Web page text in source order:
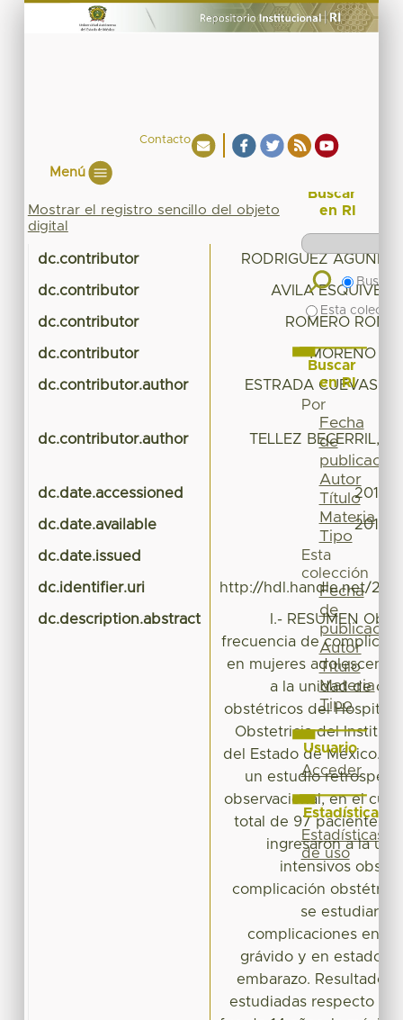
Contacto
Menú
Mostrar el registro sencillo del objeto
digital
dc.contributor RODRIGUEZ
dc.contributor AVILA ESQUIVEL,
dc.contributor ROMERO
dc.contributor MORENO
dc.contributor.author ESTRADA CUEVAS,
dc.contributor.author TELLEZ BECERRIL,
dc.date.accessioned 2017-
dc.date.available 2017-
dc.date.issued
dc.identifier.uri http://hdl.handle.net/
dc.description.abstract
I.- RESUMEN
frecuencia de
en mujeres
a la unidad de
obstétricos del Hospital
Obstetricia del
del Estado de México.
un estudio
observacional, en el cual
total de 97 pacientes
ingresaron a la
intensivos
complicación
se estudiaron
complicaciones en
grávido y en estados
embarazo. Resultados:
estudiadas respecto a
Buscar
en RI
Buscar
Esta
Buscar
en RI
Por
Fecha
de
publicación
Autor
Título
Materia
Tipo
Esta
colección
Fecha
de
publicación
Autor
Título
Materia
Tipo
Usuario
Acceder
Estadísticas
Estadísticas
de uso